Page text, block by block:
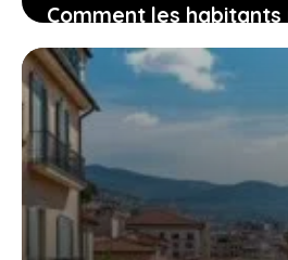
Comment les
quartiers à éviter à
honorine et ce que
vous
3 juin 2026